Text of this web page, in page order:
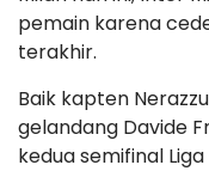
pemain karena
terakhir.
Baik kapten
gelandang Davide
kedua semifinal